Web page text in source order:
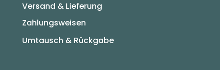
Versand & Lieferung
Zahlungsweisen
Umtausch & Rückgabe